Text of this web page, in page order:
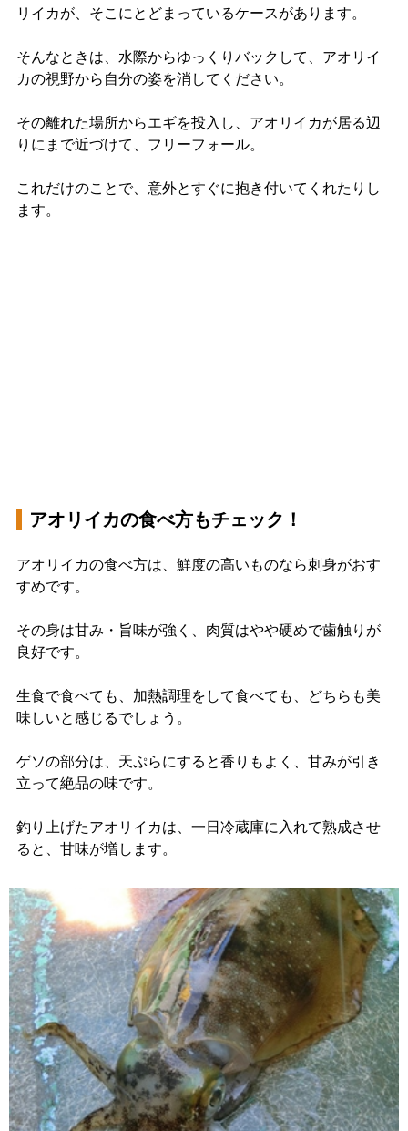
リイカが、そこにとどまっているケースがあります。
そんなときは、水際からゆっくりバックして、アオリイ
カの視野から自分の姿を消してください。
その離れた場所からエギを投入し、アオリイカが居る辺
りにまで近づけて、フリーフォール。
これだけのことで、意外とすぐに抱き付いてくれたりし
ます。
アオリイカの食べ方もチェック！
アオリイカの食べ方は、鮮度の高いものなら刺身がおす
すめです。
その身は甘み・旨味が強く、肉質はやや硬めで歯触りが
良好です。
生食で食べても、加熱調理をして食べても、どちらも美
味しいと感じるでしょう。
ゲソの部分は、天ぷらにすると香りもよく、甘みが引き
立って絶品の味です。
釣り上げたアオリイカは、一日冷蔵庫に入れて熟成させ
ると、甘味が増します。